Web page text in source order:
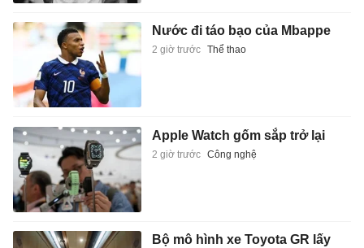
Nước đi táo bạo của Mbappe
2 giờ trước Thể thao
Apple Watch gốm sắp trở lại
2 giờ trước Công nghệ
Bộ mô hình xe Toyota GR lấy